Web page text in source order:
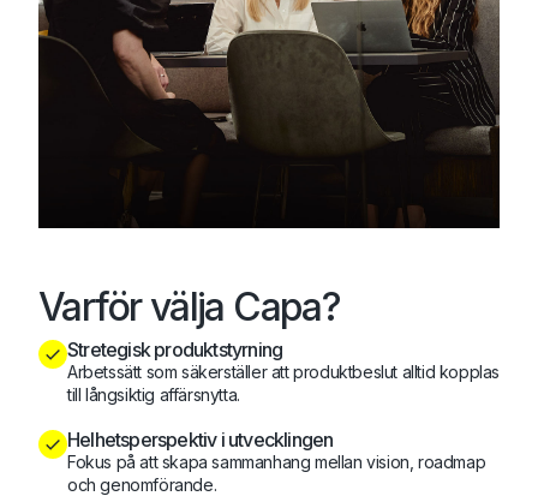
Varför välja Capa?
Stretegisk produktstyrning
Arbetssätt som säkerställer att produktbeslut alltid kopplas
till långsiktig affärsnytta.
Helhetsperspektiv i utvecklingen
Fokus på att skapa sammanhang mellan vision, roadmap
och genomförande.